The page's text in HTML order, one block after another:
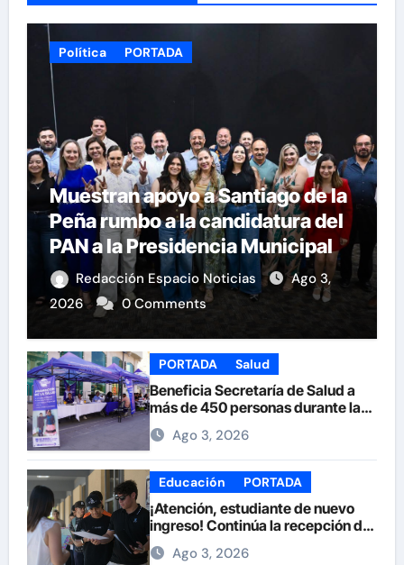
Política PORTADA
Muestran apoyo a Santiago de la
Peña rumbo a la candidatura del
PAN a la Presidencia Municipal
Redacción Espacio Noticias
Ago 3,
2026
0 Comments
PORTADA Salud
Beneficia Secretaría de Salud a
más de 450 personas durante la
Feria de la Salud en la Plaza de
ArmasAgo 3, 2026
Educación PORTADA
¡Atención, estudiante de nuevo
ingreso! Continúa la recepción de
documentos en la UACH.
Ago 3, 2026